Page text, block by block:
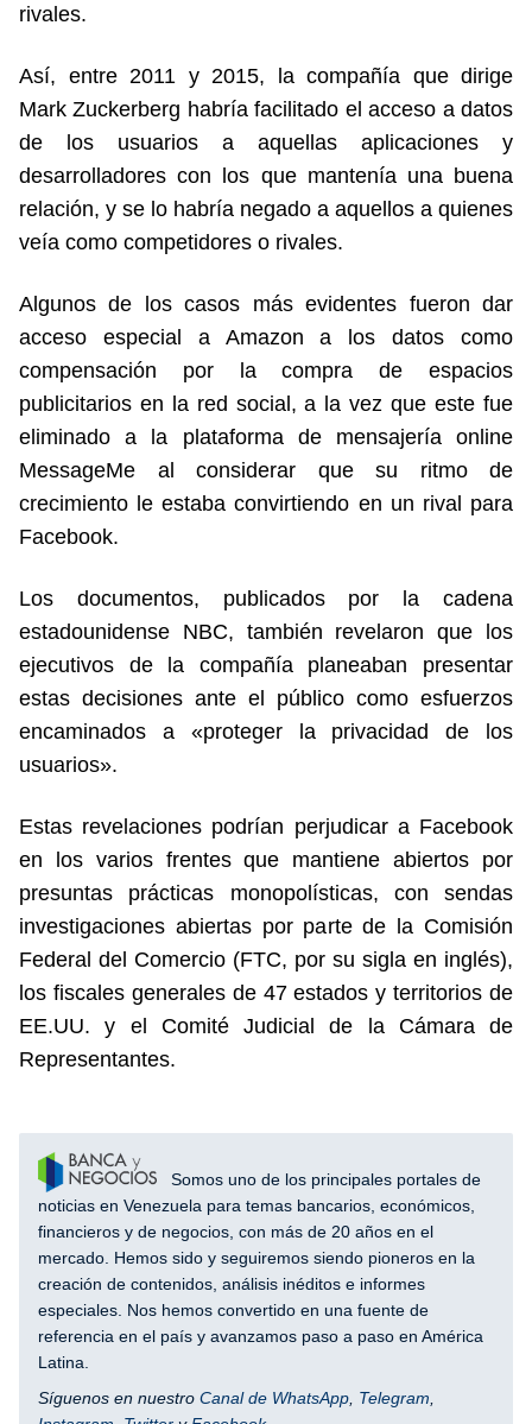
rivales.
Así, entre 2011 y 2015, la compañía que dirige
Mark Zuckerberg habría facilitado el acceso a datos
de los usuarios a aquellas aplicaciones y
desarrolladores con los que mantenía una buena
relación, y se lo habría negado a aquellos a quienes
veía como competidores o rivales.
Algunos de los casos más evidentes fueron dar
acceso especial a Amazon a los datos como
compensación por la compra de espacios
publicitarios en la red social, a la vez que este fue
eliminado a la plataforma de mensajería online
MessageMe al considerar que su ritmo de
crecimiento le estaba convirtiendo en un rival para
Facebook.
Los documentos, publicados por la cadena
estadounidense NBC, también revelaron que los
ejecutivos de la compañía planeaban presentar
estas decisiones ante el público como esfuerzos
encaminados a «proteger la privacidad de los
usuarios».
Estas revelaciones podrían perjudicar a Facebook
en los varios frentes que mantiene abiertos por
presuntas prácticas monopolísticas, con sendas
investigaciones abiertas por parte de la Comisión
Federal del Comercio (FTC, por su sigla en inglés),
los fiscales generales de 47 estados y territorios de
EE.UU. y el Comité Judicial de la Cámara de
Representantes.
Somos uno de los principales portales de
noticias en Venezuela para temas bancarios, económicos,
financieros y de negocios, con más de 20 años en el
mercado. Hemos sido y seguiremos siendo pioneros en la
creación de contenidos, análisis inéditos e informes
especiales. Nos hemos convertido en una fuente de
referencia en el país y avanzamos paso a paso en América
Latina.
Síguenos en nuestro Canal de WhatsApp Telegram